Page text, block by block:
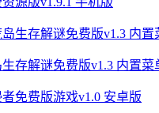
存解谜免费版v1.3 内置菜